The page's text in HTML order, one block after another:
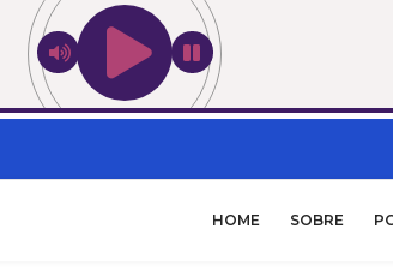
HOME SOBRE